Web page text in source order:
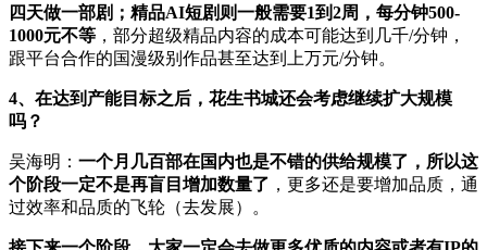
四天做一部剧；精品AI短剧则一般需要1到2周，每分钟500-
1000元不等 ，部分超级精品内容的成本可能达到几千/分钟，
跟平台合作的国漫级别作品甚至达到上万元/分钟。
4、在达到产能目标之后，花生书城还会考虑继续扩大规模
吗？
吴海明： 一个月几百部在国内也是不错的供给规模了，所以这
个阶段一定不是再盲目增加数量了 ，更多还是要增加品质，通
过效率和品质的飞轮（去发展）。